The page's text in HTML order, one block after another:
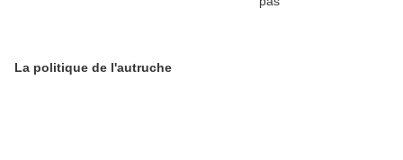
La politique de l'autruche